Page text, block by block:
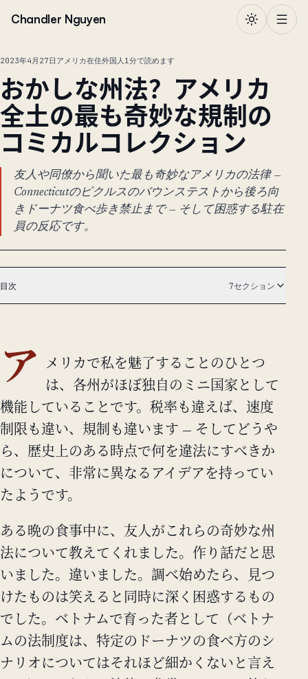
Chandler Nguyen
2023年4月27日 アメリカ在住外国人 1分で読めます
おかしな州法？アメリカ
全土の最も奇妙な規制の
コミカルコレクション
友人や同僚から聞いた最も奇妙なアメリカの法律 —
Connecticutのピクルスのバウンステストから後ろ向
きドーナツ食べ歩き禁止まで — そして困惑する駐在
員の反応です。
目次 7セクション
ア
メリカで私を魅了することのひとつ
は、各州がほぼ独自のミニ国家として
機能していることです。税率も違えば、速度
制限も違い、規制も違います — そしてどうや
ら、歴史上のある時点で何を違法にすべきか
について、非常に異なるアイデアを持ってい
たようです。
ある晩の食事中に、友人がこれらの奇妙な州
法について教えてくれました。作り話だと思
いました。違いました。調べ始めたら、見つ
けたものは笑えると同時に深く困惑するもの
でした。ベトナムで育った者として（ベトナ
ムの法制度は、特定のドーナツの食べ方のシ
ナリオについてはそれほど細かくないと言え